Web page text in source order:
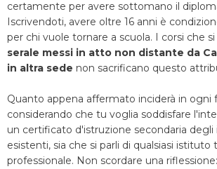
certamente per avere sottomano il
Iscrivendoti, avere oltre 16 anni è
per chi vuole tornare a scuola. I corsi che
serale messi in atto non distante da
in altra sede non sacrificano questo
Quanto appena affermato inciderà in ogni
considerando che tu voglia soddisfare
un certificato d'istruzione secondaria degli
esistenti, sia che si parli di qualsiasi istituto
professionale. Non scordare una